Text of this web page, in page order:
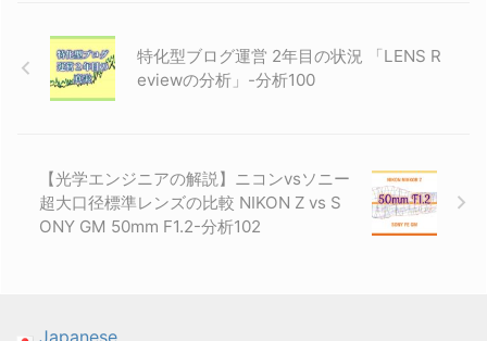
特化型ブログ運営 2年目の状況 「LENS R
eviewの分析」-分析100
【光学エンジニアの解説】ニコンvsソニー
超大口径標準レンズの比較 NIKON Z vs S
ONY GM 50mm F1.2-分析102
Japanese